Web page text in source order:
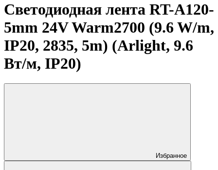
Светодиодная лента RT-A120-
5mm 24V Warm2700 (9.6 W/m,
IP20, 2835, 5m) (Arlight, 9.6
Вт/м, IP20)
Избранное